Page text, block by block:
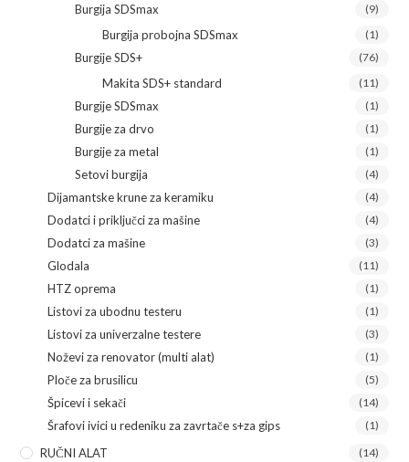
Burgija SDSmax (9)
Burgija probojna SDSmax (1)
Burgije SDS+ (76)
Makita SDS+ standard (11)
Burgije SDSmax (1)
Burgije za drvo (1)
Burgije za metal (1)
Setovi burgija (4)
Dijamantske krune za keramiku (4)
Dodatci i priključci za mašine (4)
Dodatci za mašine (3)
Glodala (11)
HTZ oprema (1)
Listovi za ubodnu testeru (1)
Listovi za univerzalne testere (3)
Noževi za renovator (multi alat) (1)
Ploče za brusilicu (5)
Špicevi i sekači (14)
Šrafovi ivici u redeniku za zavrtače s+za gips (1)
RUČNI ALAT (14)